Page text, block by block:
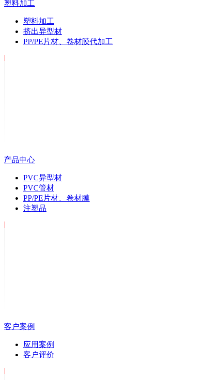
塑料加工
塑料加工
挤出异型材
PP/PE片材、卷材膜代加工
产品中心
PVC异型材
PVC管材
PP/PE片材、卷材膜
注塑品
客户案例
应用案例
客户评价